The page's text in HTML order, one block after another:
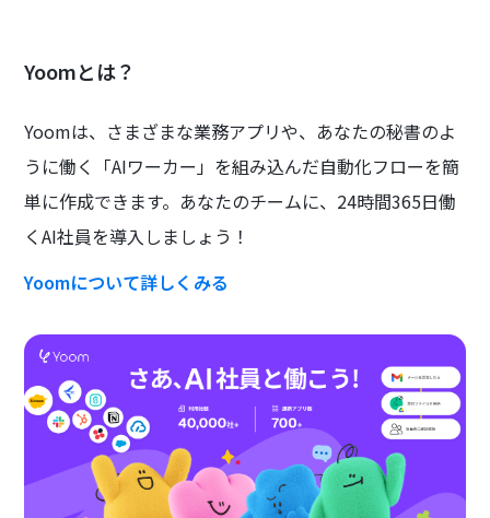
Yoomとは？
Yoomは、さまざまな業務アプリや、あなたの秘書のよ
うに働く「AIワーカー」を組み込んだ自動化フローを簡
単に作成できます。あなたのチームに、24時間365日働
くAI社員を導入しましょう！
Yoomについて詳しくみる